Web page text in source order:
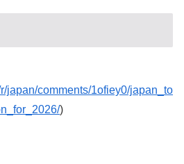
japan/comments/1ofiey0/japan_to
)